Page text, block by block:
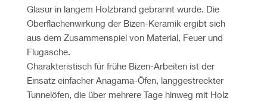
Glasur in langem Holzbrand gebrannt wurde. Die
Oberflächenwirkung der Bizen-Keramik ergibt sich
aus dem Zusammenspiel von Material, Feuer und
Flugasche.
Charakteristisch für frühe Bizen-Arbeiten ist der
Einsatz einfacher Anagama-Öfen, langgestreckter
Tunnelöfen, die über mehrere Tage hinweg mit Holz